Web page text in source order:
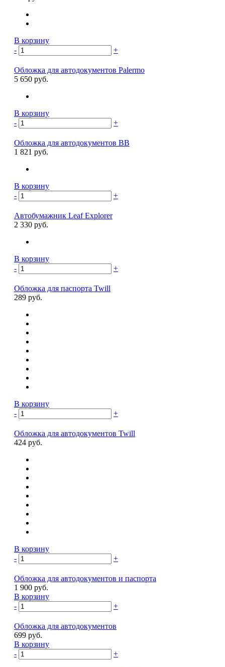
В корзину
-
+
Обложка для автодокументов Palermo
5 650 руб.
В корзину
-
+
Обложка для автодокументов BB
1 821 руб.
В корзину
-
+
Автобумажник Leaf Explorer
2 330 руб.
В корзину
-
+
Обложка для паспорта Twill
289 руб.
В корзину
-
+
Обложка для автодокументов Twill
424 руб.
В корзину
-
+
Обложка для автодокументов и паспорта
1 900 руб.
В корзину
-
+
Обложка для автодокументов
699 руб.
В корзину
-
+